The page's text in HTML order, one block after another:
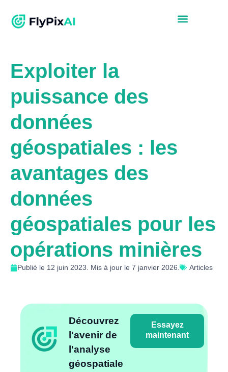
Exploiter la
puissance des
données
géospatiales : les
avantages des
données
géospatiales pour les
opérations minières
Publié le 12 juin 2023. Mis à jour le 7 janvier 2026. Articles
Découvrez
l'avenir de
l'analyse
géospatiale
Essayez
maintenant